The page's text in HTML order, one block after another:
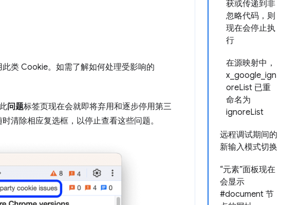
获或传递到非
忽略代码，则
现在会停止执
行
在源映射中，
x_google_ign
oreList 已重
命名为
ignoreList
远程调试期间的
新输入模式切换
“元素”面板现在
会显示
#document 节
类 Cookie。如需了解如何处理受影响的
问题标签页现在会就即将弃用和逐步停用第三
清除相应复选框，以停止查看这些问题。